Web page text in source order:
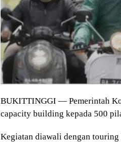
BUKITTINGGI — Pemerintah
capacity building kepada 500
Kegiatan diawali dengan